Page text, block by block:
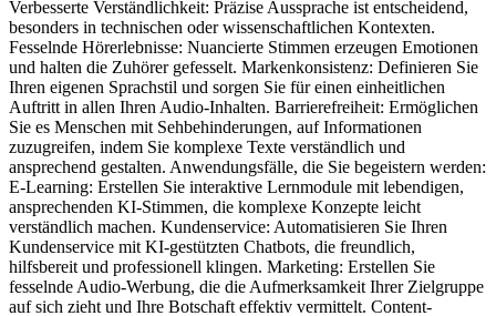
Verbesserte Verständlichkeit: Präzise Aussprache ist entscheidend,
besonders in technischen oder wissenschaftlichen Kontexten.
Fesselnde Hörerlebnisse: Nuancierte Stimmen erzeugen Emotionen
und halten die Zuhörer gefesselt. Markenkonsistenz: Definieren Sie
Ihren eigenen Sprachstil und sorgen Sie für einen einheitlichen
Auftritt in allen Ihren Audio-Inhalten. Barrierefreiheit: Ermöglichen
Sie es Menschen mit Sehbehinderungen, auf Informationen
zuzugreifen, indem Sie komplexe Texte verständlich und
ansprechend gestalten. Anwendungsfälle, die Sie begeistern werden:
E-Learning: Erstellen Sie interaktive Lernmodule mit lebendigen,
ansprechenden KI-Stimmen, die komplexe Konzepte leicht
verständlich machen. Kundenservice: Automatisieren Sie Ihren
Kundenservice mit KI-gestützten Chatbots, die freundlich,
hilfsbereit und professionell klingen. Marketing: Erstellen Sie
fesselnde Audio-Werbung, die die Aufmerksamkeit Ihrer Zielgruppe
auf sich zieht und Ihre Botschaft effektiv vermittelt. Content-